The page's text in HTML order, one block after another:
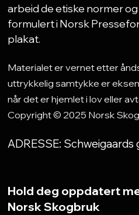
arbeid de etiske normer
formulert i Norsk
plakat.
Materialet er vernet etter
uttrykkelig samtykke er
når det er hjemlet i lov eller
Copyright © 2025 Norsk
ADRESSE: Schweigaards
Hold deg oppdatert
Norsk Skogbruk